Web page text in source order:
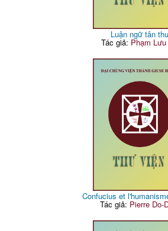
Luận ngữ tân
Tác giả: Phạm
Confucius et
Tác giả: Pierre Do-